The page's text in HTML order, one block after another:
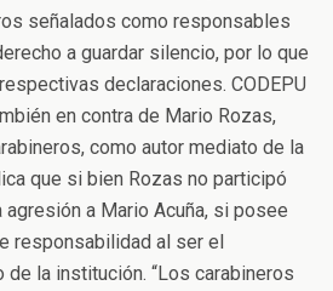
señalados como responsables
a guardar silencio, por lo que
declaraciones. CODEPU
en contra de Mario Rozas,
como autor mediato de la
que si bien Rozas no participó
a Mario Acuña, si posee
responsabilidad al ser el
la institución. “Los carabineros